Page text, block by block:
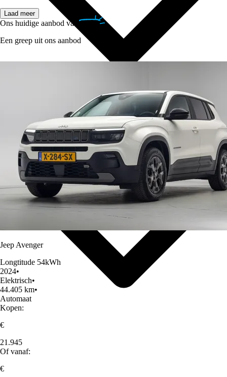
Laad meer
Ons huidige aanbod vanJeep's
Een greep uit ons aanbod
Jeep Avenger
Longtitude 54kWh
2024•
Elektrisch•
44.405 km•
Automaat
Kopen:
€
21.945
Of vanaf:
€